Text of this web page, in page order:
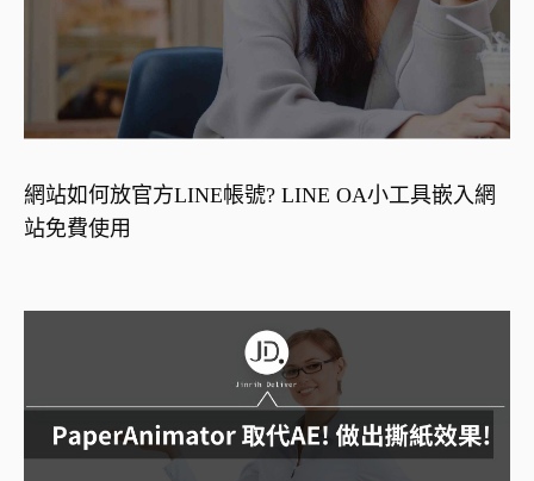
網站如何放官方LINE帳號? LINE OA小工具嵌入網
站免費使用